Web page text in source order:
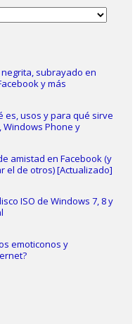
subrayado en
y más
es, usos y para qué sirve
Windows Phone y
amistad en Facebook (y
el de otros) [Actualizado]
ISO de Windows 7, 8 y
emoticonos y